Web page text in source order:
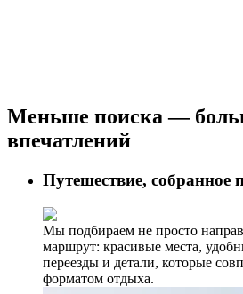
Меньше поиска —
впечатлений
Путешествие, собранное
Мы подбираем не просто
маршрут: красивые места,
переезды и детали, которые
форматом отдыха.